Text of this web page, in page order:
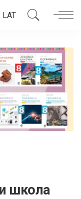
LAT
школа